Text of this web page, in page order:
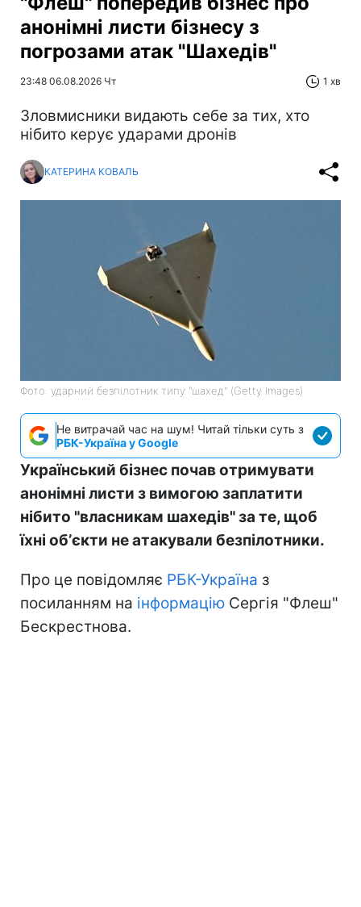
анонімні листи бізнесу з
погрозами атак "Шахедів"
23:48 06.08.2026 Чт 1 хв
Зловмисники видають себе за тих, хто
нібито керує ударами дронів
КАТЕРИНА КОВАЛЬ
Фото: ударний безпілотник типу "шахед" (Getty Images)
Не витрачай час на шум! Читай тільки суть з
РБК-Україна у Google
Український бізнес почав отримувати
анонімні листи з вимогою заплатити
нібито "власникам шахедів" за те, щоб
їхні обʼєкти не атакували безпілотники.
Про це повідомляє РБК-Україна з
посиланням на інформацію Сергія "Флеш"
Бескрестнова.